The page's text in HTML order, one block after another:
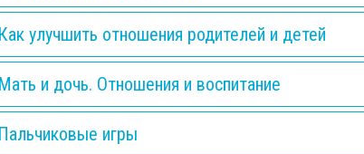
Как улучшить отношения родителей и детей
Мать и дочь. Отношения и воспитание
Пальчиковые игры